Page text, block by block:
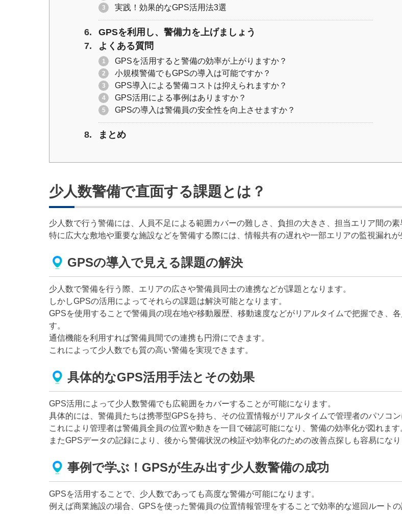
実践！効果的なGPS活用法3選
GPSを利用し、警備力を上げましょう
よくある質問
GPSを活用すると警備の効率が上がりますか？
小規模警備でもGPSの導入は可能ですか？
GPS導入による警備コストは抑えられますか？
GPS活用による事例はありますか？
GPSの導入は警備員の安全性を向上させますか？
まとめ
少人数警備で直面する課題とは？
少人数で行う警備には、人員不足による範囲カバーの難しさ、負担の大きさ、担当エリア間の素
特に広大な敷地や重要な施設などを警備する際には、情報共有の遅れや一部エリアの監視漏れ
GPSの導入で見える課題の解決
少人数で警備を行う際、エリアの広さや警備員同士の連携などが課題となります。
しかしGPSの活用によってそれらの課題は解決可能となります。
GPSを使用することで警備員の現在地や移動履歴、移動速度などがリアルタイムで把握でき、
す。
通信機能を利用すれば警備員間での連携も円滑にできます。
これによって少人数でも質の高い警備を実現できます。
具体的なGPS活用手法とその効果
GPS活用によって少人数警備でも広範囲をカバーすることが可能になります。
具体的には、警備員たちは携帯型GPSを持ち、その位置情報がリアルタイムで管理者のパソコン
これにより管理者は警備員全員の位置や動きを一目で確認可能になり、警備の効率化が図れます
またGPSデータの記録により、後から警備状況の検証や効率化のための改善点探しも容易になり
事例で学ぶ！GPSが生み出す少人数警備の成功
GPSを活用することで、少人数であっても高度な警備が可能になります。
例えば商業施設の場合、GPSを使った警備員の位置情報管理をすることで効率的な巡回ルートの